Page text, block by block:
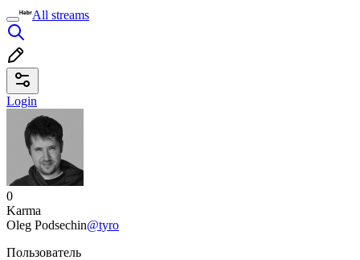
All streams
Login
0
Karma
Oleg Podsechin@tyro
Пользователь